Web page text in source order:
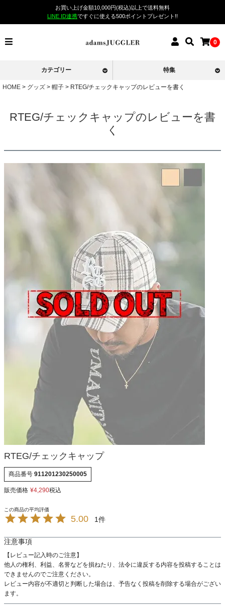
お買い上げ金額10,000円(税込)以上で送料無料
LINE ID連携ですぐに使える500ポイントプレゼント!!
0
カテゴリー 特集
HOME グッズ 帽子 RTEG/チェックキャップのレビューを書く
RTEG/チェックキャップのレビューを書
く
RTEG/チェックキャップ
商品番号 911201230250005
販売価格 ¥4,290税込
5.00 1
注意事項
【レビュー記入時のご注意】
他人の権利、利益、名誉などを損ねたり、法令に違反する内容を投稿することは
できませんのでご注意ください。
レビュー内容が不適切と判断した場合は、予告なく投稿を削除する場合がござい
ます。